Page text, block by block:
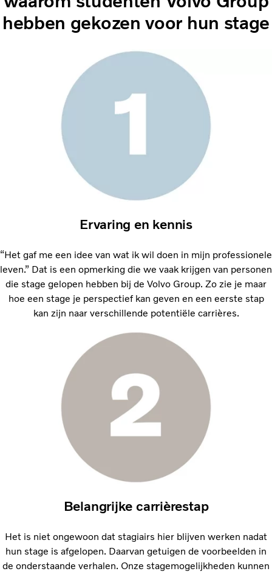
hebben gekozen voor hun stage
Ervaring en kennis
“Het gaf me een idee van wat ik wil doen in mijn professionele
leven.” Dat is een opmerking die we vaak krijgen van personen
die stage gelopen hebben bij de Volvo Group. Zo zie je maar
hoe een stage je perspectief kan geven en een eerste stap
kan zijn naar verschillende potentiële carrières.
Belangrijke carrièrestap
Het is niet ongewoon dat stagiairs hier blijven werken nadat
hun stage is afgelopen. Daarvan getuigen de voorbeelden in
de onderstaande verhalen. Onze stagemogelijkheden kunnen